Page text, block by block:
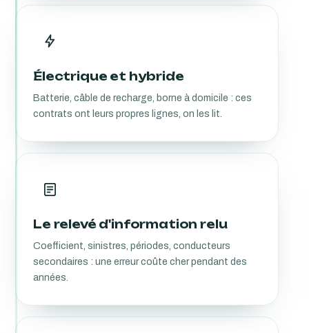
Électrique et hybride
Batterie, câble de recharge, borne à domicile : ces
contrats ont leurs propres lignes, on les lit.
Le relevé d'information relu
Coefficient, sinistres, périodes, conducteurs
secondaires : une erreur coûte cher pendant des
années.